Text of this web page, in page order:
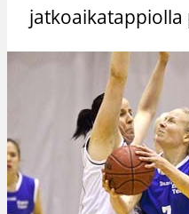
jatkoaikatappiolla